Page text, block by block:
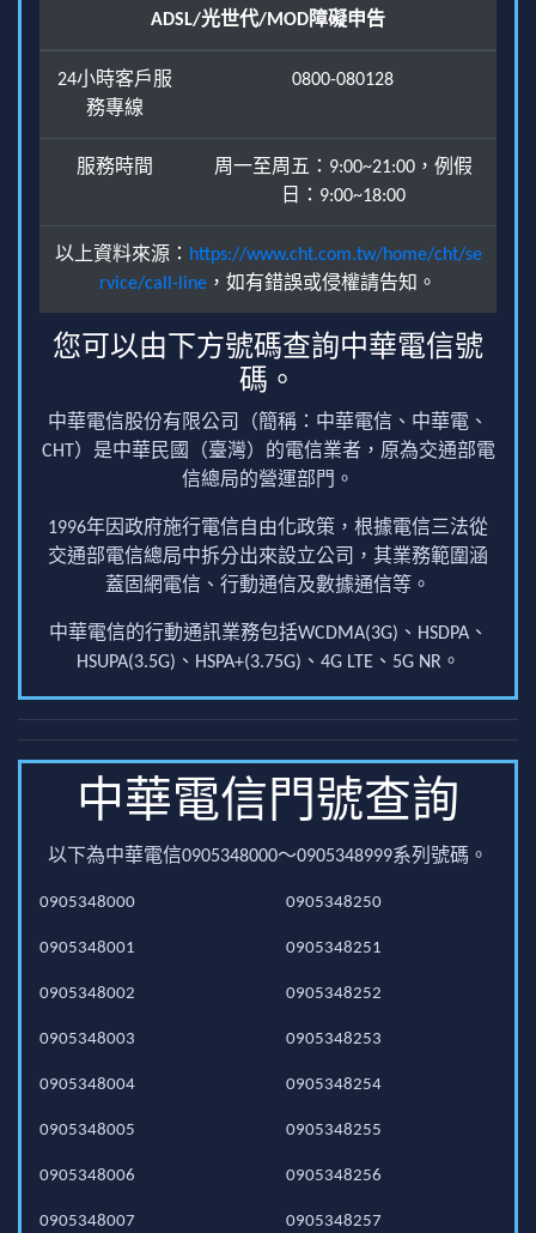
ADSL/光世代/MOD障礙申告
24小時客戶服
務專線
0800-080128
服務時間
周一至周五：9:00~21:00，例假
日：9:00~18:00
以上資料來源： https://www.cht.com.tw/home/cht/se
rvice/call-line ，如有錯誤或侵權請告知。
您可以由下方號碼查詢中華電信號
碼。
中華電信股份有限公司（簡稱：中華電信、中華電、
CHT）是中華民國（臺灣）的電信業者，原為交通部電
信總局的營運部門。
1996年因政府施行電信自由化政策，根據電信三法從
交通部電信總局中拆分出來設立公司，其業務範圍涵
蓋固網電信、行動通信及數據通信等。
中華電信的行動通訊業務包括WCDMA(3G)、HSDPA、
HSUPA(3.5G)、HSPA+(3.75G)、4G LTE、5G NR。
中華電信門號查詢
以下為中華電信0905348000～0905348999系列號碼。
0905348000
0905348001
0905348002
0905348003
0905348004
0905348005
0905348006
0905348007
0905348250
0905348251
0905348252
0905348253
0905348254
0905348255
0905348256
0905348257